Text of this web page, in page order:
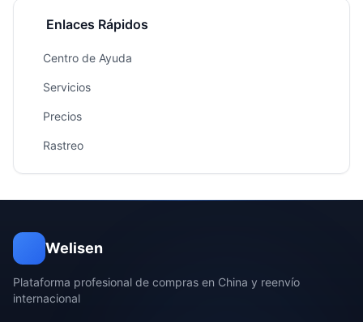
Enlaces Rápidos
Centro de Ayuda
Servicios
Precios
Rastreo
Welisen
Plataforma profesional de compras en China y reenvío
internacional